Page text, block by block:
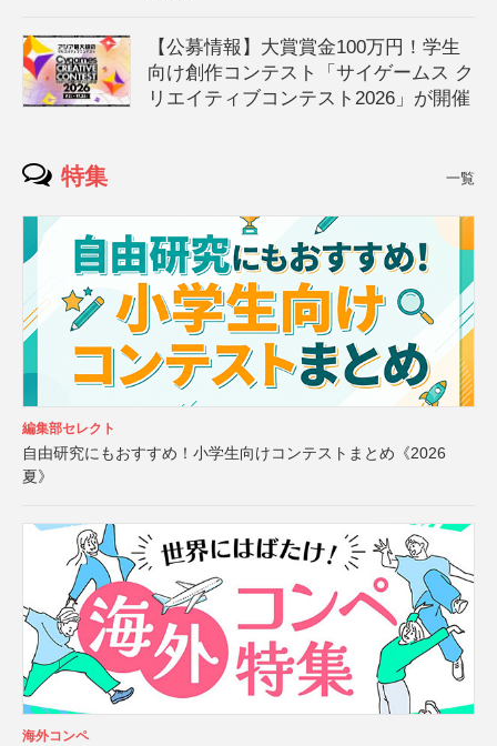
【公募情報】大賞賞金100万円！学生
向け創作コンテスト「サイゲームス ク
リエイティブコンテスト2026」が開催
特集 一覧
編集部セレクト
自由研究にもおすすめ！小学生向けコンテストまとめ《2026
夏》
海外コンペ